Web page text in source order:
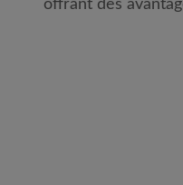
offrant des